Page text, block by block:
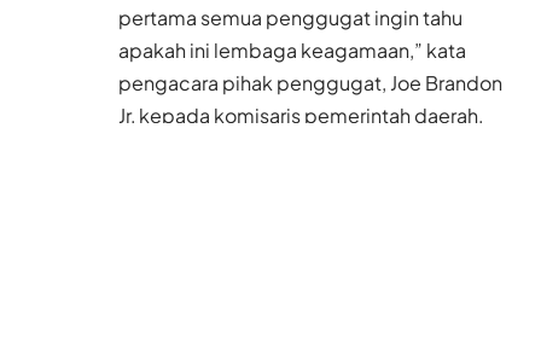
pertama semua penggugat ingin tahu
apakah ini lembaga keagamaan,” kata
pengacara pihak penggugat, Joe Brandon
Jr, kepada komisaris pemerintah daerah,